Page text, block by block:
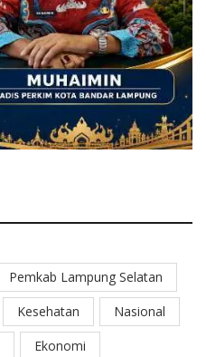
Pemkab Lampung Selatan
Kesehatan
Nasional
Ekonomi